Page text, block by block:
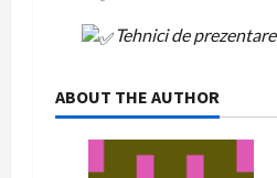
Tehnici de prezentare
ABOUT THE AUTHOR